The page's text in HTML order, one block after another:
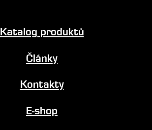
Katalog produktů
Články
Kontakty
E-shop